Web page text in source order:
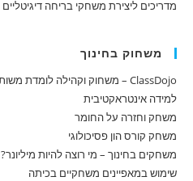
מדריכים ליצירת משחקי בריחה דיגיטליים
משחוק בחינוך
ClassDojo – משחוק וקהילה לומדת משותפת
למידה אינטראקטיבית
משחק וחזרה על החומר
משחק קורס הון פסיכולוגי
משחקים בחינוך – מי רוצה להיות מיליונר?
שימוש במאפיינים משחקיים בכיתה